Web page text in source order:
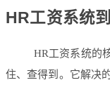
HR工资系统
HR工资系统的
住、查得到。它解决